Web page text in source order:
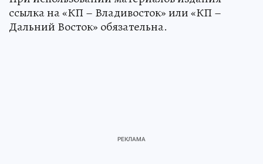
ссылка на «КП – Владивосток» или «КП –
Дальний Восток» обязательна.